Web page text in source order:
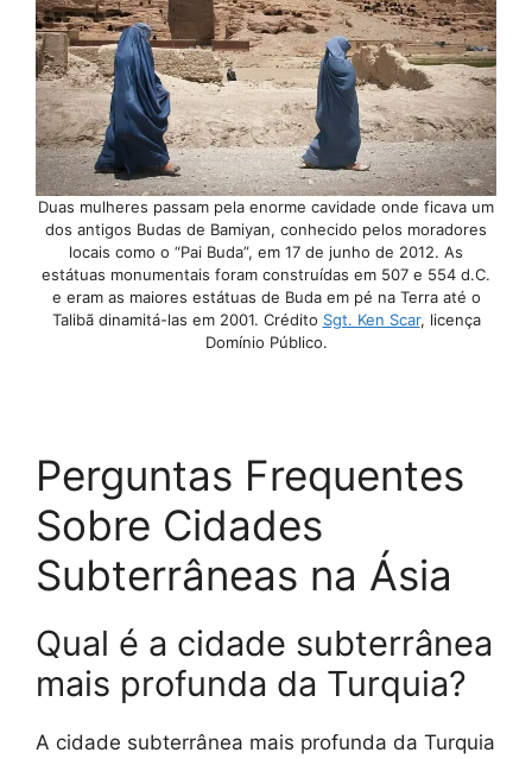
Duas mulheres passam pela enorme cavidade onde ficava um
dos antigos Budas de Bamiyan, conhecido pelos moradores
locais como o “Pai Buda”, em 17 de junho de 2012. As
estátuas monumentais foram construídas em 507 e 554 d.C.
e eram as maiores estátuas de Buda em pé na Terra até o
Talibã dinamitá-las em 2001. Crédito Sgt. Ken Scar, licença
Domínio Público.
Perguntas Frequentes
Sobre Cidades
Subterrâneas na Ásia
Qual é a cidade subterrânea
mais profunda da Turquia?
A cidade subterrânea mais profunda da Turquia